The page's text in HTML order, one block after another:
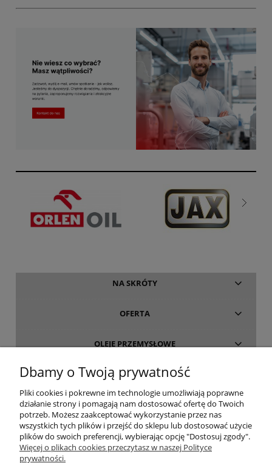
NA SKRÓTY
OFERTA
OLEJE PRZEMYSŁOWE
INFORMACJE
O FIRMIE
Dbamy o Twoją prywatność
Pliki cookies i pokrewne im technologie umożliwiają poprawne
działanie strony i pomagają nam dostosować ofertę do Twoich
potrzeb. Możesz zaakceptować wykorzystanie przez nas
wszystkich tych plików i przejść do sklepu lub dostosować użycie
plików do swoich preferencji, wybierając opcję "Dostosuj zgody".
Więcej o plikach cookies przeczytasz w naszej Polityce
prywatności.